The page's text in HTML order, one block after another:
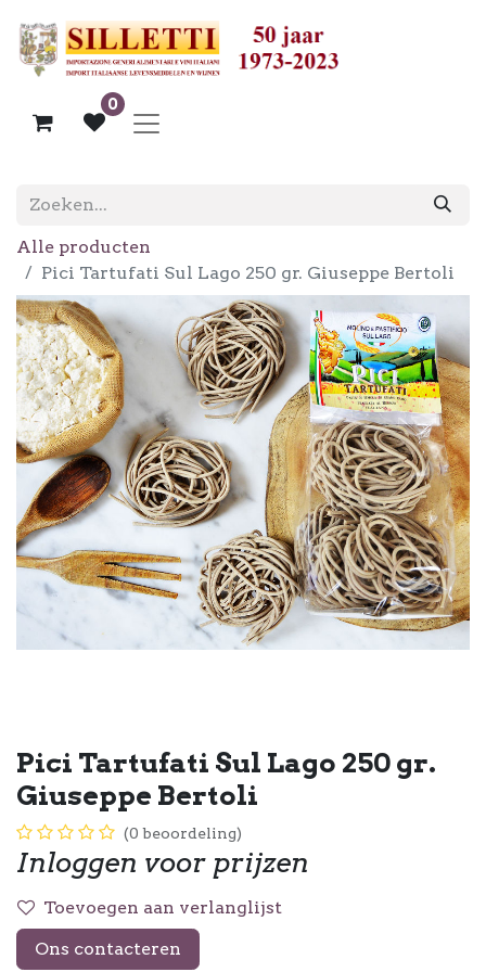
0
Alle producten
Pici Tartufati Sul Lago 250 gr. Giuseppe Bertoli
Pici Tartufati Sul Lago 250 gr.
Giuseppe Bertoli
(0 beoordeling)
Inloggen voor prijzen
Toevoegen aan verlanglijst
Ons contacteren